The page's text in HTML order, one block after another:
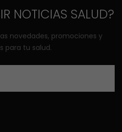
NOTICIAS SALUD?
novedades, promociones y
para tu salud.